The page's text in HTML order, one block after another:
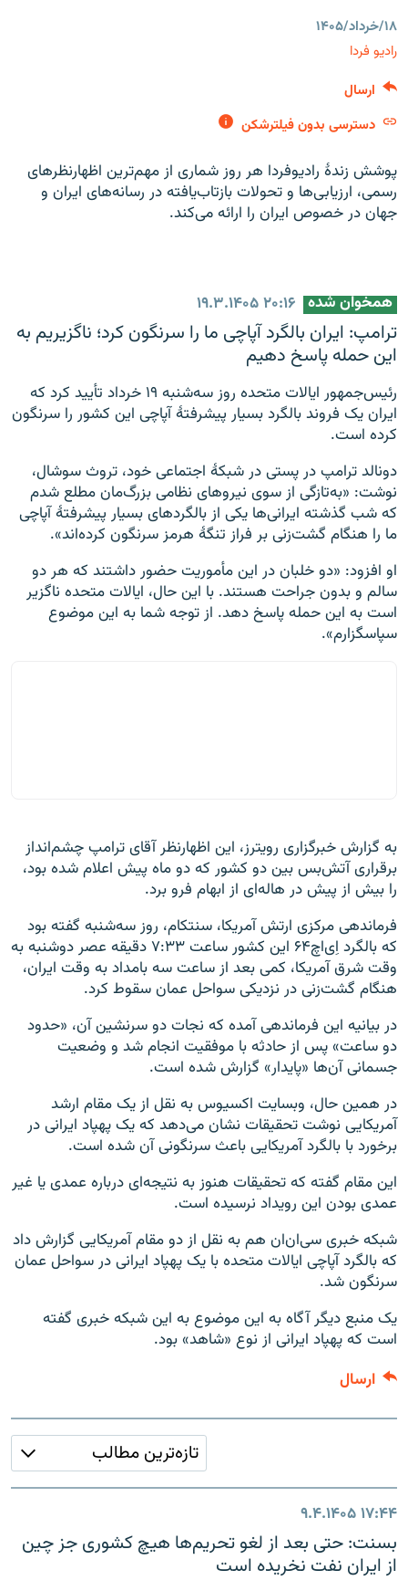
۱۸/خرداد/۱۴۰۵
رادیو فردا
ارسال
دسترسی بدون فیلترشکن
پوشش زندهٔ رادیوفردا هر روز شماری از مهم‌ترین اظهارنظرهای
رسمی، ارزیابی‌ها و تحولات بازتاب‌یافته در رسانه‌های ایران و
جهان در خصوص ایران را ارائه می‌کند.
همخوان شده ۲۰:۱۶ ۱۹.۳.۱۴۰۵
ترامپ: ایران بالگرد آپاچی ما را سرنگون کرد؛ ناگزیریم به
این حمله پاسخ دهیم
رئیس‌جمهور ایالات متحده روز سه‌شنبه ۱۹ خرداد تأیید کرد که
ایران یک فروند بالگرد بسیار پیشرفتهٔ آپاچی این کشور را سرنگون
کرده است.
دونالد ترامپ در پستی در شبکهٔ اجتماعی خود، تروث سوشال،
نوشت: «به‌تازگی از سوی نیروهای نظامی بزرگ‌مان مطلع شدم
که شب گذشته ایرانی‌ها یکی از بالگردهای بسیار پیشرفتهٔ آپاچی
ما را هنگام گشت‌زنی بر فراز تنگهٔ هرمز سرنگون کرده‌اند».
او افزود: «دو خلبان در این مأموریت حضور داشتند که هر دو
سالم و بدون جراحت هستند. با این حال، ایالات متحده ناگزیر
است به این حمله پاسخ دهد. از توجه شما به این موضوع
سپاسگزارم».
به گزارش خبرگزاری رویترز، این اظهارنظر آقای ترامپ چشم‌انداز
برقراری آتش‌بس بین دو کشور که دو ماه پیش اعلام شده بود،
را بیش از پیش در هاله‌ای از ابهام فرو برد.
فرماندهی مرکزی ارتش آمریکا، سنتکام، روز سه‌شنبه گفته بود
که بالگرد اِ‌ی‌اچ۶۴ این کشور ساعت ۷:۳۳ دقیقه عصر دوشنبه به
وقت شرق آمریکا، کمی بعد از ساعت سه بامداد به وقت ایران،
هنگام گشت‌زنی در نزدیکی سواحل عمان سقوط کرد.
در بیانیه این فرماندهی آمده که نجات دو سرنشین آن، «حدود
دو ساعت» پس از حادثه با موفقیت انجام شد و وضعیت
جسمانی آن‌ها «پایدار» گزارش شده است.
در همین حال، وبسایت اکسیوس به نقل از یک مقام ارشد
آمریکایی نوشت تحقیقات نشان می‌دهد که یک پهپاد ایرانی در
برخورد با بالگرد آمریکایی باعث سرنگونی آن شده است.
این مقام گفته که تحقیقات هنوز به نتیجه‌ای درباره عمدی یا غیر
عمدی بودن این رویداد نرسیده است.
شبکه خبری سی‌ان‌ان هم به نقل از دو مقام آمریکایی گزارش داد
که بالگرد آپاچی ایالات متحده با یک پهپاد ایرانی در سواحل عمان
سرنگون شد.
یک منبع دیگر آگاه به این موضوع به این شبکه خبری گفته
است که پهپاد ایرانی از نوع «شاهد» بود.
ارسال
تازه‌ترین مطالب
۱۷:۴۴۹.۴.۱۴۰۵
بسنت: حتی بعد از لغو تحریم‌ها هیچ کشوری جز چین
از ایران نفت نخریده است